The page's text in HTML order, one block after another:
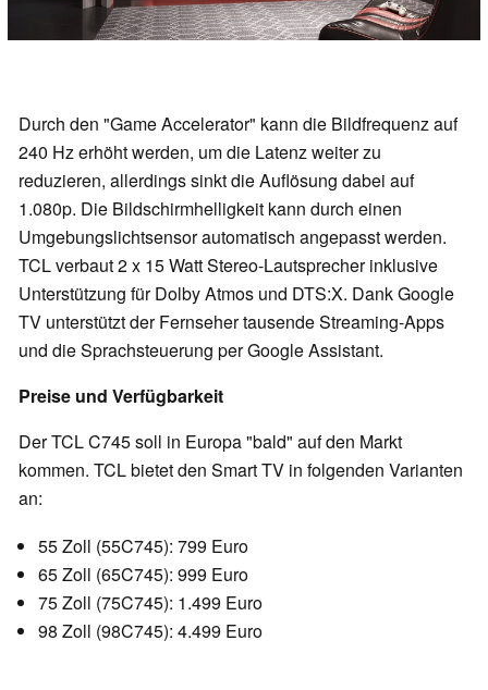
Durch den "Game Accelerator" kann die Bildfrequenz auf
240 Hz erhöht werden, um die Latenz weiter zu
reduzieren, allerdings sinkt die Auflösung dabei auf
1.080p. Die Bildschirmhelligkeit kann durch einen
Umgebungslichtsensor automatisch angepasst werden.
TCL verbaut 2 x 15 Watt Stereo-Lautsprecher inklusive
Unterstützung für Dolby Atmos und DTS:X. Dank Google
TV unterstützt der Fernseher tausende Streaming-Apps
und die Sprachsteuerung per Google Assistant.
Preise und Verfügbarkeit
Der TCL C745 soll in Europa "bald" auf den Markt
kommen. TCL bietet den Smart TV in folgenden Varianten
an:
55 Zoll (55C745): 799 Euro
65 Zoll (65C745): 999 Euro
75 Zoll (75C745): 1.499 Euro
98 Zoll (98C745): 4.499 Euro